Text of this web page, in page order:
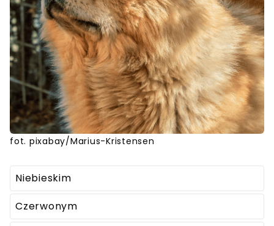
fot. pixabay/Marius-Kristensen
Niebieskim
Czerwonym